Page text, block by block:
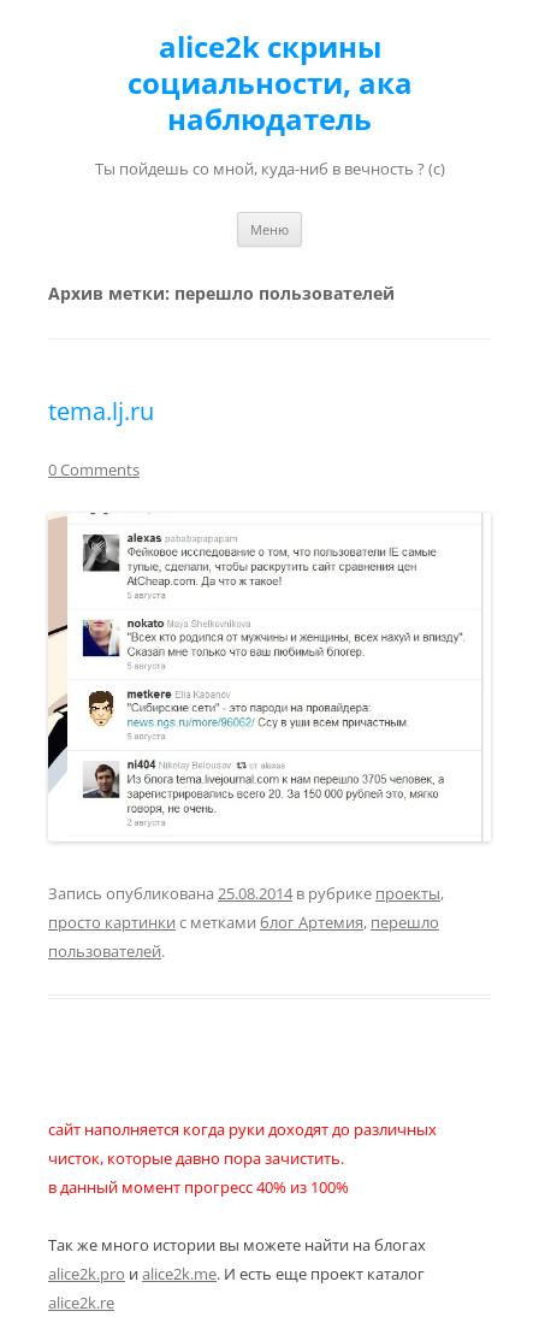
alice2k скрины
социальности, ака
наблюдатель
Ты пойдешь со мной, куда-ниб в вечность ? (с)
Меню
Архив метки: перешло пользователей
tema.lj.ru
0 Comments
Запись опубликована 25.08.2014в рубрике проекты,
просто картинки с метками блог Артемия, перешло
пользователей.
сайт наполняется когда руки доходят до различных
чисток, которые давно пора зачистить.
в данный момент прогресс 40% из 100%
Так же много истории вы можете найти на блогах
alice2k.pro иalice2k.me. И есть еще проект каталог
alice2k.re